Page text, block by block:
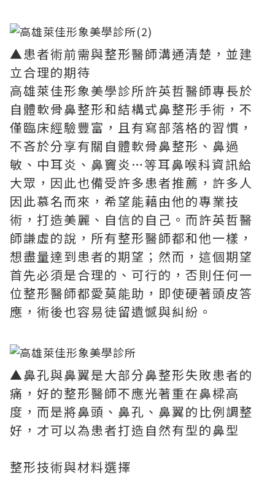
▲患者術前需與整形醫師溝通清楚，並建
立合理的期待
高雄萊佳形象美學診所許英哲醫師專長於
自體軟骨鼻整形和結構式鼻整形手術，不
僅臨床經驗豐富，且有寫部落格的習慣，
不吝於分享有關自體軟骨鼻整形、鼻過
敏、中耳炎、鼻竇炎…等耳鼻喉科資訊給
大眾，因此也備受許多患者推薦，許多人
因此慕名而來，希望能藉由他的專業技
術，打造美麗、自信的自己。而許英哲醫
師謙虛的說，所有整形醫師都和他一樣，
想盡量達到患者的期望；然而，這個期望
首先必須是合理的、可行的，否則任何一
位整形醫師都愛莫能助，即使硬著頭皮答
應，術後也容易徒留遺憾與糾紛。
▲鼻孔與鼻翼是大部分鼻整形失敗患者的
痛，好的整形醫師不應光著重在鼻樑高
度，而是將鼻頭、鼻孔、鼻翼的比例調整
好，才可以為患者打造自然有型的鼻型
整形技術與材料選擇